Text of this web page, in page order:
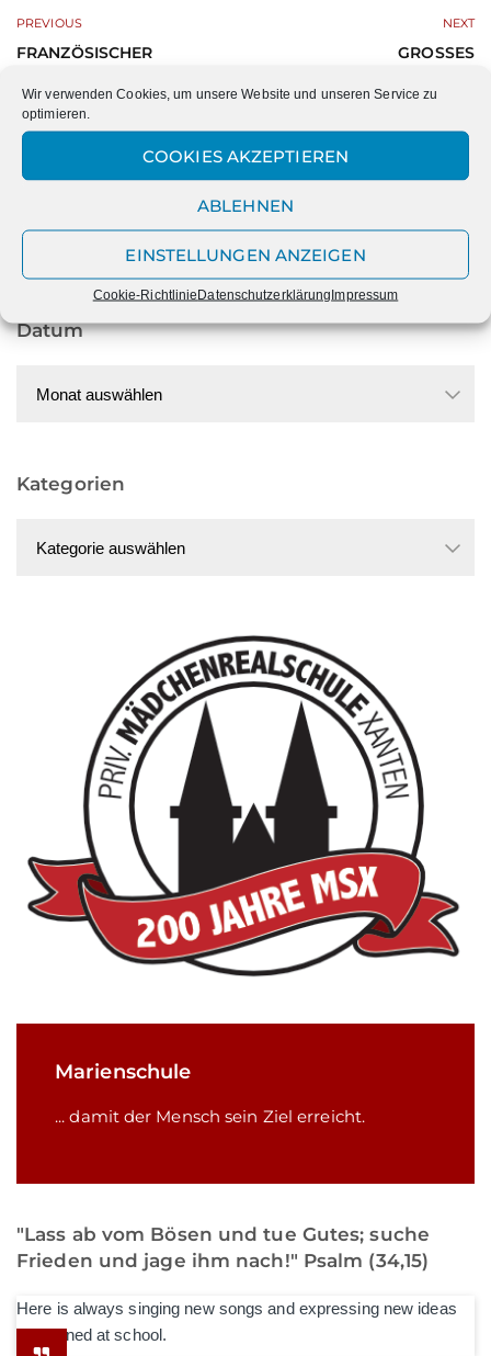
Wir verwenden Cookies, um unsere Website und unseren Service zu
optimieren.
COOKIES AKZEPTIEREN
ABLEHNEN
EINSTELLUNGEN ANZEIGEN
Cookie-RichtlinieDatenschutzerklärungImpressum
PREVIOUS
FRANZÖSISCHER
BESONDERE
PROJEKTTAGE VOLLER
NEXT
GROSSES S
ARIENSCHULE
Datum
Kategorien
Marienschule
... damit der Mensch sein Ziel erreicht.
"Lass ab vom Bösen und tue Gutes; suche
Frieden und jage ihm nach!" Psalm (34,15)
Here is always singing new songs and expressing new ideas
he learned at school.